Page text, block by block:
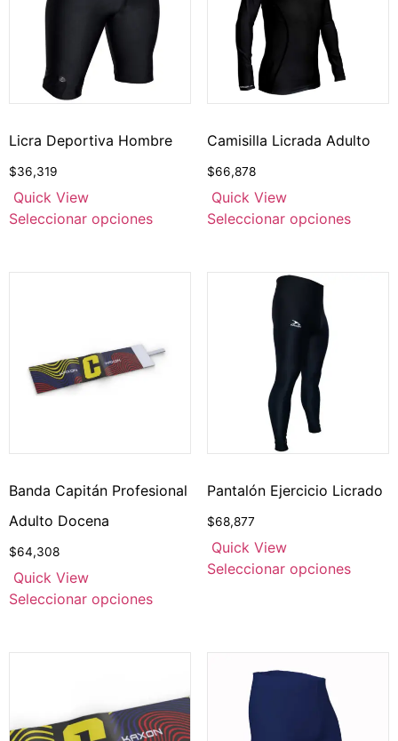
Licra Deportiva Hombre
$36,319
Quick View
Seleccionar opciones
Camisilla Licrada Adulto
$66,878
Quick View
Seleccionar opciones
Banda Capitán Profesional
Adulto Docena
$64,308
Quick View
Seleccionar opciones
Pantalón Ejercicio Licrado
$68,877
Quick View
Seleccionar opciones